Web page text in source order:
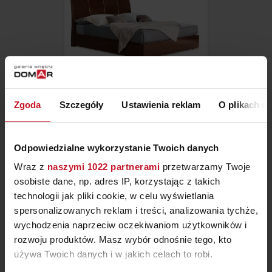
Zgoda Szczegóły Ustawienia reklam O plikach
Odpowiedzialne wykorzystanie Twoich danych
Wraz z naszymi 1022 partnerami przetwarzamy Twoje
osobiste dane, np. adres IP, korzystając z takich
technologii jak pliki cookie, w celu wyświetlania
spersonalizowanych reklam i treści, analizowania tychże,
wychodzenia naprzeciw oczekiwaniom użytkowników i
rozwoju produktów. Masz wybór odnośnie tego, kto
używa Twoich danych i w jakich celach to robi.
ŁÓŻKO BELLAGIO